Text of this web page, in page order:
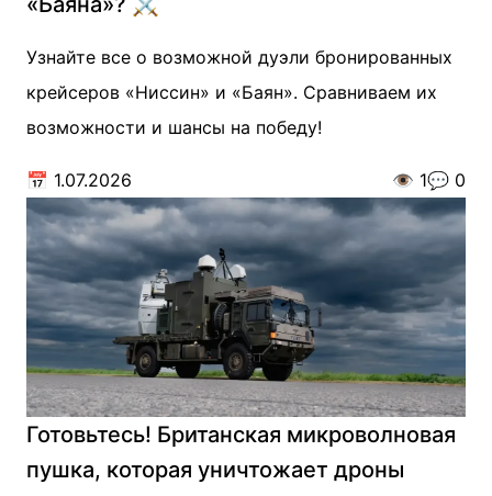
Узнайте все о возможной дуэли бронированных
крейсеров «Ниссин» и «Баян». Сравниваем их
возможности и шансы на победу!
📅 1.07.2026 👁️ 1💬 0
Готовьтесь! Британская микроволновая
пушка, которая уничтожает дроны